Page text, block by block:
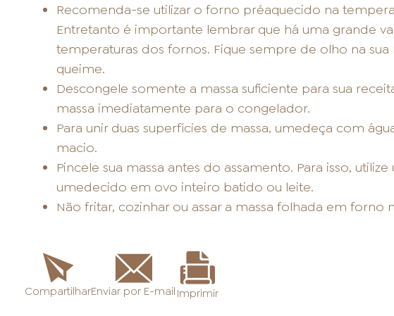
Recomenda-se utilizar o forno préaquecido na
Entretanto é importante lembrar que há uma grande
temperaturas dos fornos. Fique sempre de olho na
queime.
Descongele somente a massa suficiente para sua
massa imediatamente para o congelador.
Para unir duas superfícies de massa, umedeça com
macio.
Pincele sua massa antes do assamento. Para isso,
umedecido em ovo inteiro batido ou leite.
Não fritar, cozinhar ou assar a massa folhada em forno
CompartilharEnviar por E-mail Imprimir